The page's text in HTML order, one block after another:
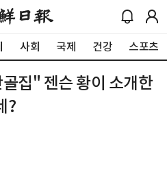
사회 국제 건강 스포츠
집" 젠슨 황이 소개한
?